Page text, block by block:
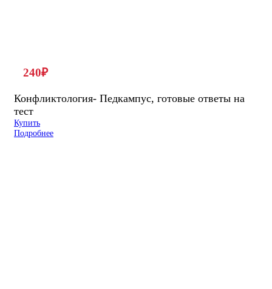
240₽
Конфликтология- Педкампус, готовые ответы на
тест
Купить
Подробнее